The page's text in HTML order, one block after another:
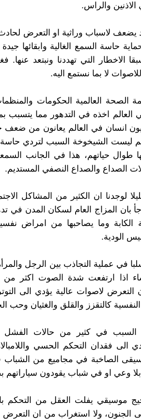
والراس.
لاسباب وراثية او التعرض لحادث
لحماية حاسة السمع الغالية
الاخطار التي تهددنا ونبتعد عنها.
لا بما نستمع اليه.
العالمية الحكومات
في العالم اخذه في التدهور مما يتسبب
من 120 مليون انسان في العالم يعانون
ليست الشيخوخة السبب لتردي
طوال حياتهم، هذا في الجانب
الصداع والصداع النصفي المستديم.
لوجدنا ان الكثير من المشاكل
بان المزاج العام لسكان المدن في
الكابة وما يصاحبها من امراض
الودية.
في عملية التجاذب بين الرجل
التعرض لاصوات عالية يؤدي الى
كالتقزز والقلق والغثيان وحب
السبب في كثير من حالات الفشل
الى فقدان التحكم الحسي
الصاخبة في مجاميع من
وعي او في شباب يقودون سياراتهم
موسيقي يفلت العقل من التحكم
الجنون، ولا استغراب من ان